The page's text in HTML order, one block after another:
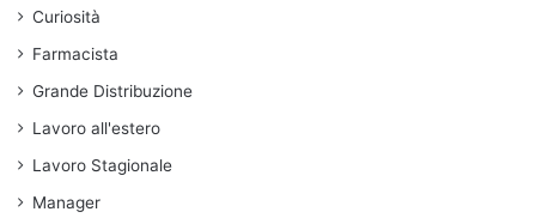
Curiosità
Farmacista
Grande Distribuzione
Lavoro all'estero
Lavoro Stagionale
Manager